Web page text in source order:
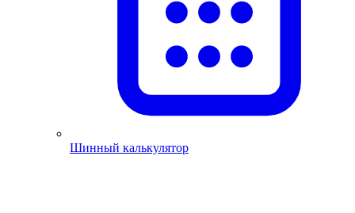
Шинный калькулятор